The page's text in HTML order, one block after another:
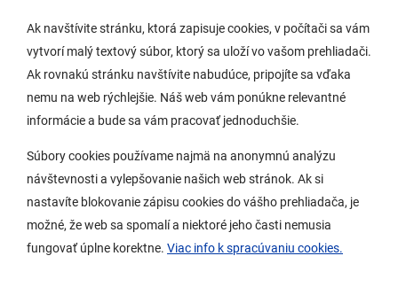
Ak navštívite stránku, ktorá zapisuje cookies, v počítači sa vám
vytvorí malý textový súbor, ktorý sa uloží vo vašom prehliadači.
Ak rovnakú stránku navštívite nabudúce, pripojíte sa vďaka
nemu na web rýchlejšie. Náš web vám ponúkne relevantné
informácie a bude sa vám pracovať jednoduchšie.
Súbory cookies používame najmä na anonymnú analýzu
návštevnosti a vylepšovanie našich web stránok. Ak si
nastavíte blokovanie zápisu cookies do vášho prehliadača, je
možné, že web sa spomalí a niektoré jeho časti nemusia
fungovať úplne korektne. Viac info k spracúvaniu cookies.
Potrebujem vybaviť
Samospráva
O Lamači
Mobilná aplikácia